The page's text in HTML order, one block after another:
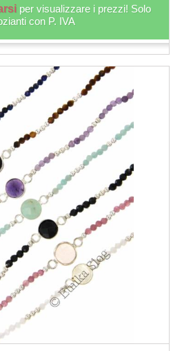
per visualizzare i prezzi! Solo
con P. IVA